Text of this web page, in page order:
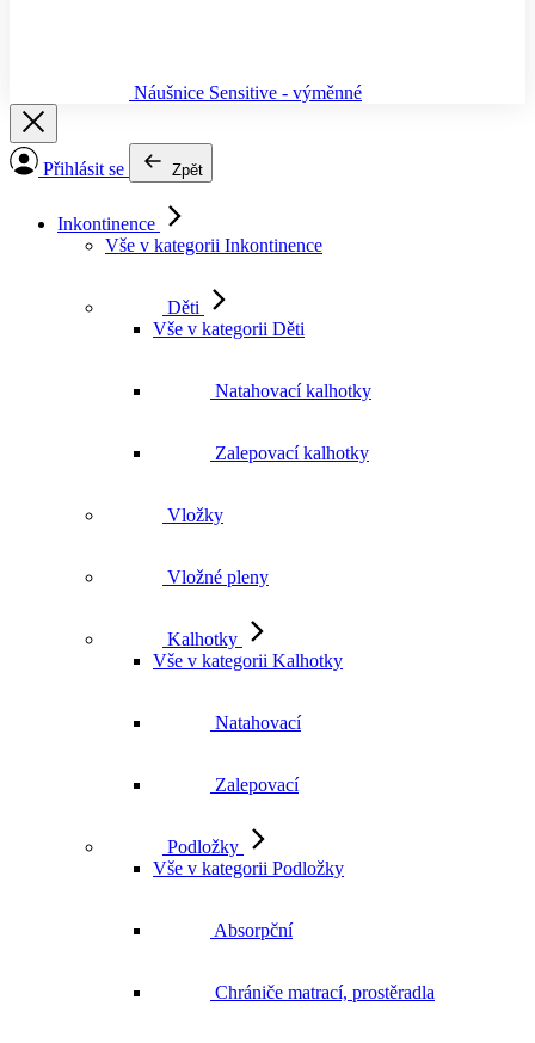
Náušnice Sensitive - výměnné
Přihlásit se Zpět
Inkontinence
Vše v kategorii Inkontinence
Děti
Vše v kategorii Děti
Natahovací kalhotky
Zalepovací kalhotky
Vložky
Vložné pleny
Kalhotky
Vše v kategorii Kalhotky
Natahovací
Zalepovací
Podložky
Vše v kategorii Podložky
Absorpční
Chrániče matrací, prostěradla